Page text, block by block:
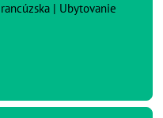
| Ubytovanie